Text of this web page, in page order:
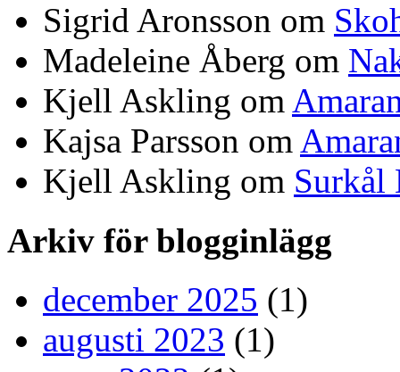
Sigrid Aronsson om
Madeleine Åberg om
Kjell Askling om
Kajsa Parsson om
Kjell Askling om Surkål
Arkiv för blogginlägg
december 2025 (1)
augusti 2023 (1)